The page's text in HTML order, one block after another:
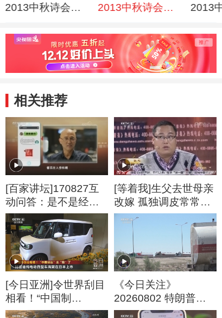
2013中秋诗会
家》
2013中秋诗会
2013
相关推荐
[百家讲坛]170827互
动问答：是不是经过
进化人类变得越来越
帅
[等着我]生父去世母亲
改嫁 孤独调皮常常挨
打
[今日亚洲]令世界刮目
相看！“中国制
造”变“酷”了
《今日关注》
20260802 特朗普叫
停“最大规模”打击 伊